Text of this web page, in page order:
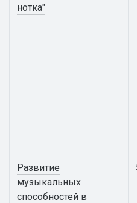
нотка"
Развитие
музыкальных
способностей в